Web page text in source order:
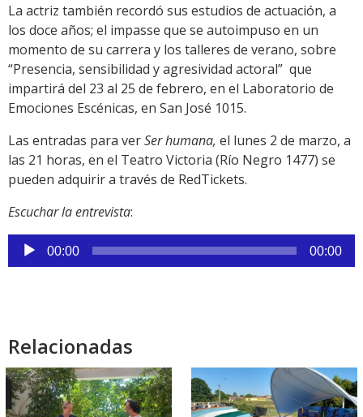
La actriz también recordó sus estudios de actuación, a
los doce años; el impasse que se autoimpuso en un
momento de su carrera y los talleres de verano, sobre
“Presencia, sensibilidad y agresividad actoral” que
impartirá del 23 al 25 de febrero, en el Laboratorio de
Emociones Escénicas, en San José 1015.
Las entradas para verSer humana, el lunes 2 de marzo, a
las 21 horas, en el Teatro Victoria (Río Negro 1477) se
pueden adquirir a través de RedTickets.
Escuchar la entrevista:
Reproductor
de
00:00 00:00
Relacionadas